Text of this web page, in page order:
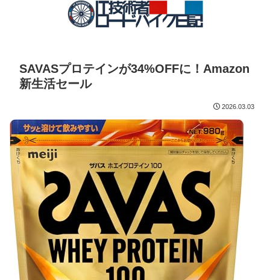
SAVASプロテインが34%OFFに！Amazon
新生活セール
2026.03.03